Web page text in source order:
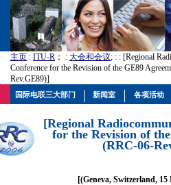
主页 : ITU-R ； : 大会和会议; : : [Regional
Conference for the Revision of the GE89
Rev.GE89)]
[Regional
for the Revision of
(RRC-06-
[(Geneva, Switzerland, 15
国际电联三大部门 新闻室 各项活动